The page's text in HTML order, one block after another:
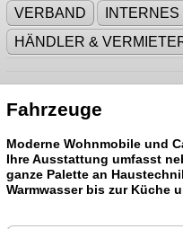
VERBAND
INTERNES
HÄNDLER &
Fahrzeuge
Moderne Wohnmobile und
Ihre Ausstattung umfasst
ganze Palette an
Warmwasser bis zur Küche